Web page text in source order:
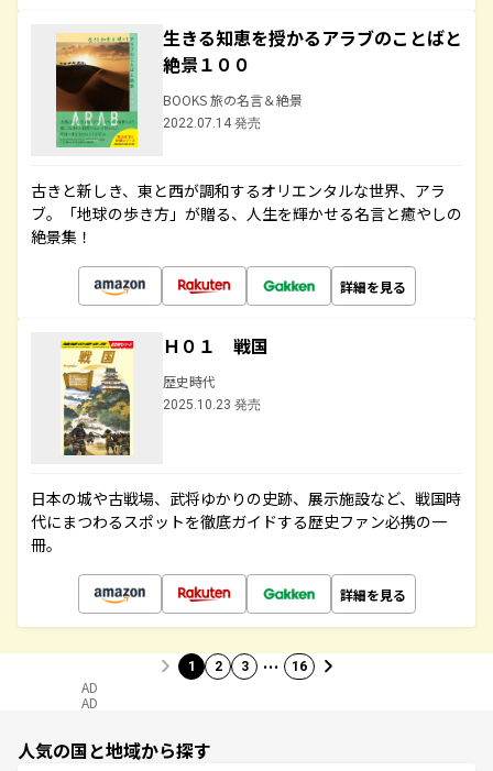
生きる知恵を授かるアラブのことばと
絶景１００
BOOKS 旅の名言＆絶景
2022.07.14 発売
古きと新しき、東と西が調和するオリエンタルな世界、アラ
ブ。「地球の歩き方」が贈る、人生を輝かせる名言と癒やしの
絶景集！
詳細を見る
Ｈ０１ 戦国
歴史時代
2025.10.23 発売
日本の城や古戦場、武将ゆかりの史跡、展示施設など、戦国時
代にまつわるスポットを徹底ガイドする歴史ファン必携の一
冊。
詳細を見る
1 2 3 … 16
AD
AD
人気の国と地域から探す